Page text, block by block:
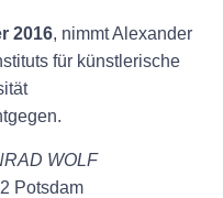
2016, nimmt Alexander
für künstlerische
WOLF
Potsdam